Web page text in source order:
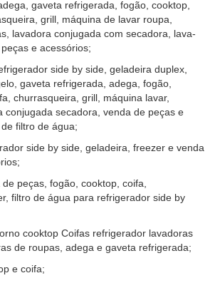
gaveta refrigerada, fogão, cooktop,
grill, máquina de lavar roupa,
lavadora conjugada com secadora, lava-
e acessórios;
side by side, geladeira duplex,
gaveta refrigerada, adega, fogão,
churrasqueira, grill, máquina lavar,
conjugada secadora, venda de peças e
filtro de água;
side by side, geladeira, freezer e venda
de peças, fogão, cooktop, coifa,
filtro de água para refrigerador side by
cooktop Coifas refrigerador lavadoras
de roupas, adega e gaveta refrigerada;
e coifa;